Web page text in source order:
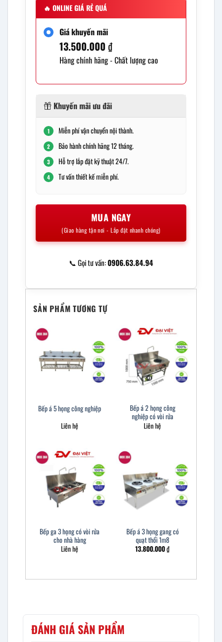
🔥 ONLINE GIÁ RẺ QUÁ
Giá khuyến mãi
13.500.000 ₫
Hàng chính hãng - Chất lượng cao
Khuyến mãi ưu đãi
1 Miễn phí vận chuyển nội thành.
2 Bảo hành chính hãng 12 tháng.
3 Hỗ trợ lắp đặt kỹ thuật 24/7.
4 Tư vấn thiết kế miễn phí.
MUA NGAY
(Giao hàng tận nơi - Lắp đặt nhanh chóng)
📞 Gọi tư vấn:0906.63.84.94
SẢN PHẨM TƯƠNG TỰ
Bếp á 5 họng công nghiệp
Liên hệ
Bếp á 2 họng công
nghiệp có vòi rửa
Liên hệ
Bếp ga 3 họng có vòi rửa
cho nhà hàng
Liên hệ
Bếp á 3 họng gang có
quạt thổi 1m8
13.800.000₫
ĐÁNH GIÁ SẢN PHẨM